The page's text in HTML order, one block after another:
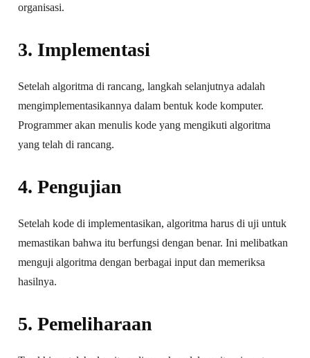
organisasi.
3. Implementasi
Setelah algoritma di rancang, langkah selanjutnya adalah
mengimplementasikannya dalam bentuk kode komputer.
Programmer akan menulis kode yang mengikuti algoritma
yang telah di rancang.
4. Pengujian
Setelah kode di implementasikan, algoritma harus di uji untuk
memastikan bahwa itu berfungsi dengan benar. Ini melibatkan
menguji algoritma dengan berbagai input dan memeriksa
hasilnya.
5. Pemeliharaan